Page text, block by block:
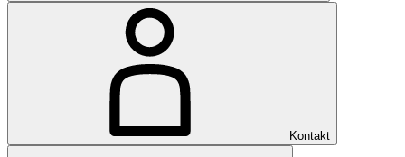
Kontakt